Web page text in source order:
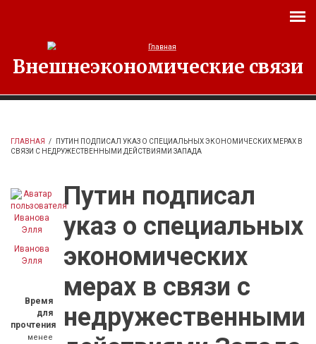
Внешнеэкономические связи
ГЛАВНАЯ /
ПУТИН ПОДПИСАЛ УКАЗ О СПЕЦИАЛЬНЫХ ЭКОНОМИЧЕСКИХ МЕРАХ В
СВЯЗИ С НЕДРУЖЕСТВЕННЫМИ ДЕЙСТВИЯМИ ЗАПАДА
Иванова
Элля
Время
для
прочтения
менее
Путин подписал
указ о специальных
экономических
мерах в связи с
недружественными